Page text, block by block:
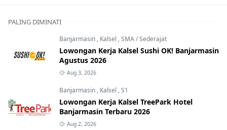
PALING DIMINATI
Banjarmasin , Kalsel ,SMA / Sederajat
Lowongan Kerja Kalsel Sushi OK! Banjarmasin
Agustus 2026
Aug 3, 2026
Banjarmasin , Kalsel ,S1
Lowongan Kerja Kalsel TreePark Hotel
Banjarmasin Terbaru 2026
Aug 2, 2026